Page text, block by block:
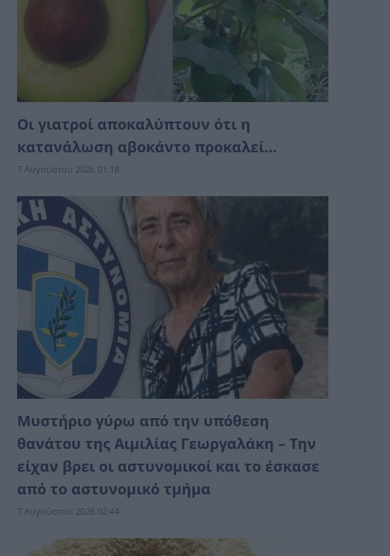
Οι γιατροί αποκαλύπτουν ότι η
κατανάλωση αβοκάντο προκαλεί…
7 Αυγούστου 2026 01:18
Mυστήριο γύρω από την υπόθεση
θανάτου της Αιμιλίας Γεωργαλάκη – Την
είχαν βρει οι αστυνομικοί και το έσκασε
από το αστυνομικό τμήμα
7 Αυγούστου 2026 02:44